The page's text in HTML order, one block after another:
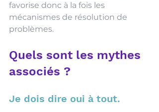
favorise donc à la fois les
mécanismes de résolution de
problèmes.
Quels sont les mythes
associés ?
Je dois dire oui à tout.